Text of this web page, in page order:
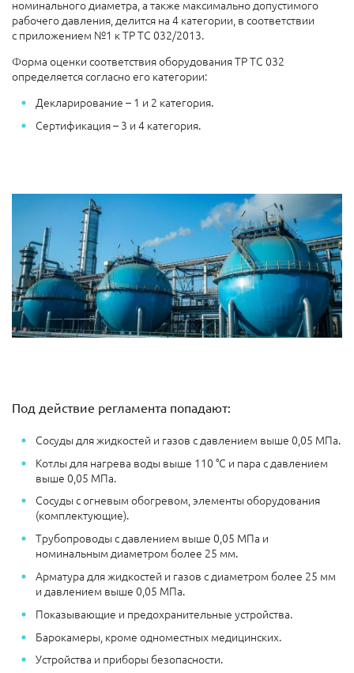
номинального диаметра, а также максимально допустимого
рабочего давления, делится на 4 категории, в соответствии
с приложением №1 к ТР ТС 032/2013.
Форма оценки соответствия оборудования ТР ТС 032
определяется согласно его категории:
Декларирование – 1 и 2 категория.
Сертификация – 3 и 4 категория.
Под действие регламента попадают:
Сосуды для жидкостей и газов с давлением выше 0,05 МПа.
Котлы для нагрева воды выше 110 °C и пара с давлением
выше 0,05 МПа.
Сосуды с огневым обогревом, элементы оборудования
(комплектующие).
Трубопроводы с давлением выше 0,05 МПа и
номинальным диаметром более 25 мм.
Арматура для жидкостей и газов c диаметром более 25 мм
и давлением выше 0,05 МПа.
Показывающие и предохранительные устройства.
Барокамеры, кроме одноместных медицинских.
Устройства и приборы безопасности.